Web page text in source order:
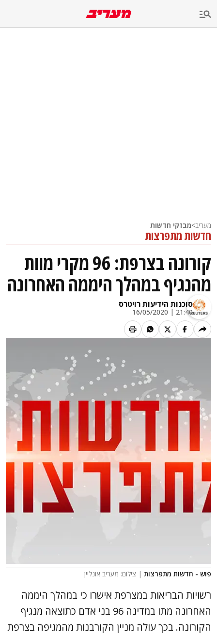
מעריב>מבזקי חדשות
חדשות מתפרצות
קורונה בצרפת: 96 מקרי מוות
מהנגיף במהלך היממה האחרונה
סוכנות הידיעות רויטרס
21:40 | 16/05/2020
פוש - חדשות מתפרצות | צילום: מעריב אונליין
רשויות הבריאות במצרפת אישרו כי במהלך היממה
האחרונה מתו במדינה 96 בני אדם כתוצאה מנגיף
הקורונה. בכך עולה מניין הקורבנות מהמגיפה בצרפת